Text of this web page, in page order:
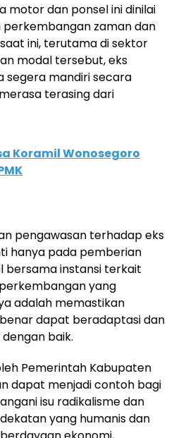
motor dan ponsel ini dinilai
zaman dan
ini, terutama di sektor
modal tersebut, eks
segera mandiri secara
terasing dari
Koramil Wonosegoro
pengawasan terhadap eks
hanya pada pemberian
bersama instansi terkait
yang
adalah memastikan
dapat beradaptasi dan
baik.
Pemerintah Kabupaten
dapat menjadi contoh bagi
isu radikalisme dan
yang humanis dan